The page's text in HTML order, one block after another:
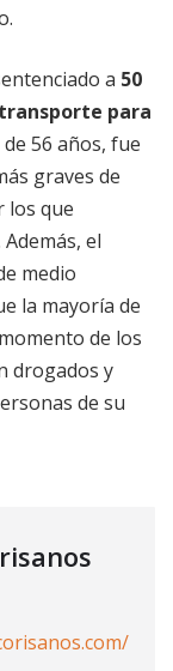
a 50
para
56 años, fue
graves de
los que
el
medio
la mayoría de
de los
drogados y
de su